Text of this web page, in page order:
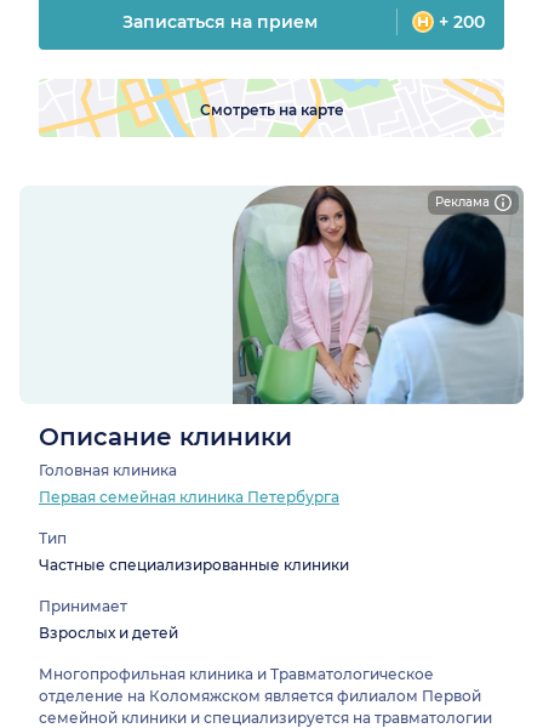
Реклама
Записаться на прием + 200
Смотреть на карте
Описание клиники
Головная клиника
Первая семейная клиника Петербурга
Тип
Частные специализированные клиники
Принимает
Взрослых и детей
Многопрофильная клиника и Травматологическое
отделение на Коломяжском является филиалом Первой
семейной клиники и специализируется на травматологии